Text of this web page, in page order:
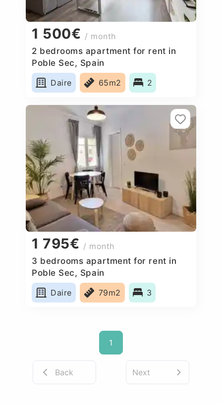
1 500€ / month
2 bedrooms apartment for rent in
Poble Sec, Spain
Daire
65m2 2
1 795€ / month
3 bedrooms apartment for rent in
Poble Sec, Spain
Daire
79m2 3
1
Back Next